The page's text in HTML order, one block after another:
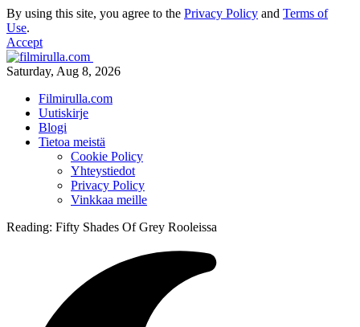
By using this site, you agree to the Privacy Policy and Terms of
Use.
Accept
Saturday, Aug 8, 2026
Filmirulla.com
Uutiskirje
Blogi
Tietoa meistä
Cookie Policy
Yhteystiedot
Privacy Policy
Vinkkaa meille
Reading: Fifty Shades Of Grey Rooleissa